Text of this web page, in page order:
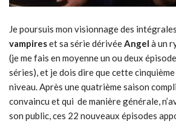
Je poursuis mon visionnage des
vampireset sa série dérivéeAngel à un
(je me fais en moyenne un ou deux
séries), et je dois dire que cette
niveau. Après une quatrième saison
convaincu et qui de manière générale,
son public, ces 22 nouveaux épisodes